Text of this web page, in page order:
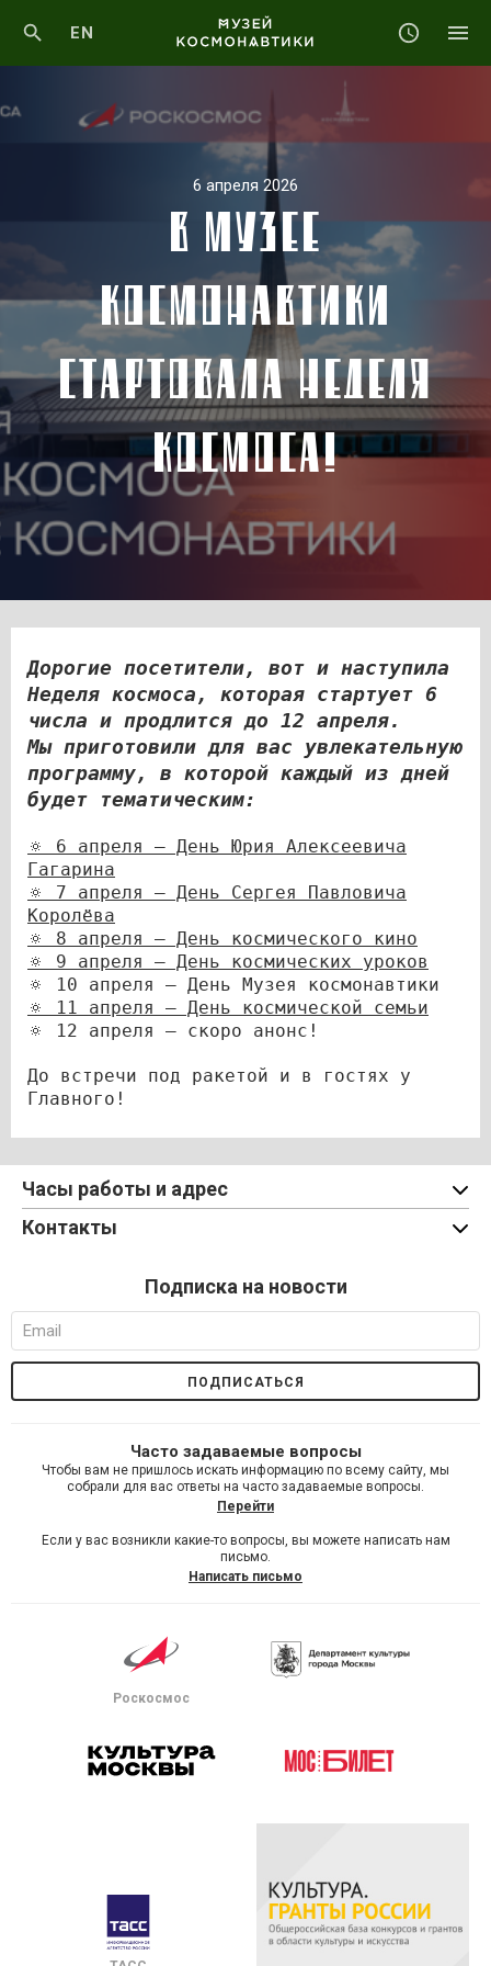
EN
6 апреля 2026
В МУЗЕЕ
КОСМОНАВТИКИ
СТАРТОВАЛА НЕДЕЛЯ
КОСМОСА!
Дорогие посетители, вот и наступила
Неделя космоса, которая стартует 6
числа и продлится до 12 апреля.
Мы приготовили для вас увлекательную
программу, в которой каждый из дней
будет тематическим:
🔅 6 апреля – День Юрия Алексеевича
Гагарина
🔅 7 апреля – День Сергея Павловича
Королёва
🔅 8 апреля – День космического кино
🔅 9 апреля – День космических уроков
🔅 10 апреля – День Музея космонавтики
🔅 11 апреля – День космической семьи
🔅 12 апреля – скоро анонс!
До встречи под ракетой и в гостях у
Главного!
Часы работы и адрес
Контакты
Подписка на новости
Часто задаваемые вопросы
Чтобы вам не пришлось искать информацию по всему сайту, мы
собрали для вас ответы на часто задаваемые вопросы.
Перейти
Если у вас возникли какие-то вопросы, вы можете написать нам
письмо.
Написать письмо
Роскосмос